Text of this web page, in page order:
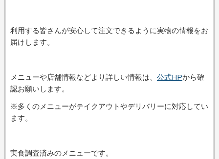
利用する皆さんが安心して注文できるように実物の情報をお
届けします。
メニューや店舗情報などより詳しい情報は、 公式HPから確
認お願いします。
※多くのメニューがテイクアウトやデリバリーに対応してい
ます。
実食調査済みのメニューです。